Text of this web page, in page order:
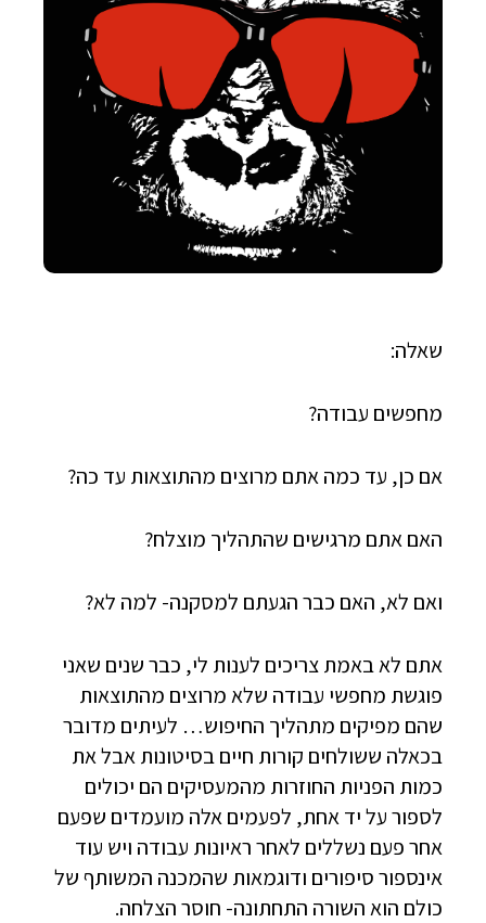
שאלה:
מחפשים עבודה?
אם כן, עד כמה אתם מרוצים מהתוצאות עד כה?
האם אתם מרגישים שהתהליך מוצלח?
ואם לא, האם כבר הגעתם למסקנה- למה לא?
אתם לא באמת צריכים לענות לי, כבר שנים שאני
פוגשת מחפשי עבודה שלא מרוצים מהתוצאות
שהם מפיקים מתהליך החיפוש… לעיתים מדובר
בכאלה ששולחים קורות חיים בסיטונות אבל את
כמות הפניות החוזרות מהמעסיקים הם יכולים
לספור על יד אחת, לפעמים אלה מועמדים שפעם
אחר פעם נשללים לאחר ראיונות עבודה ויש עוד
אינספור סיפורים ודוגמאות שהמכנה המשותף של
כולם הוא השורה התחתונה- חוסר הצלחה.